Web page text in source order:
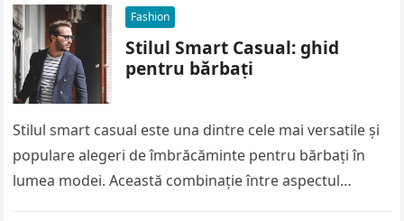
Fashion
Stilul Smart Casual: ghid
pentru bărbați
Stilul smart casual este una dintre cele mai versatile și
populare alegeri de îmbrăcăminte pentru bărbați în
lumea modei. Această combinație între aspectul